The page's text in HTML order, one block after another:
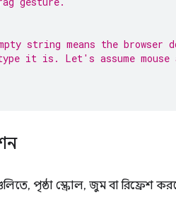
string means the browser
it is. Let's assume mouse
পৃষ্ঠা স্ক্রোল, জুম বা রিফ্রেশ